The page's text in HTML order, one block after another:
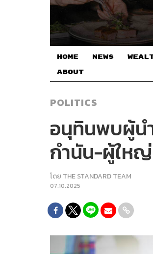
HOME NEWS
ABOUT
POLITICS
อนุทินพบผู้น
กำนัน-ผู้ให
โดย THE STANDARD TEAM
07.10.2025